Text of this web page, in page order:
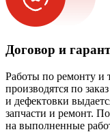
Договор и
Работы по ремонту и
производятся по
и дефектовки
запчасти и ремонт.
на выполненные